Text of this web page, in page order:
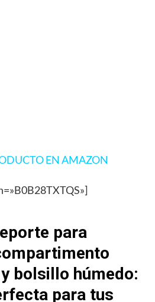
EN AMAZON
para
bolsillo húmedo:
para tus